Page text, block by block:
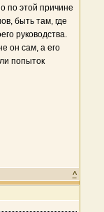
по этой причине
быть там, где
руководства.
он сам, а его
попыток
^